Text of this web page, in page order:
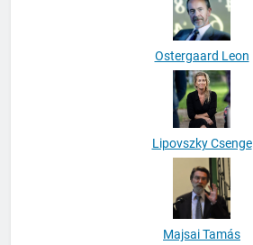
Ostergaard Leon
Lipovszky Csenge
Majsai Tamás